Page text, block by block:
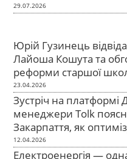
29.07.2026
Юрій Гузинець
Лайоша Кошута та
реформи старшої
23.04.2026
Зустріч на платформі
менеджери Tolk
Закарпаття, як
12.04.2026
Електроенергія —